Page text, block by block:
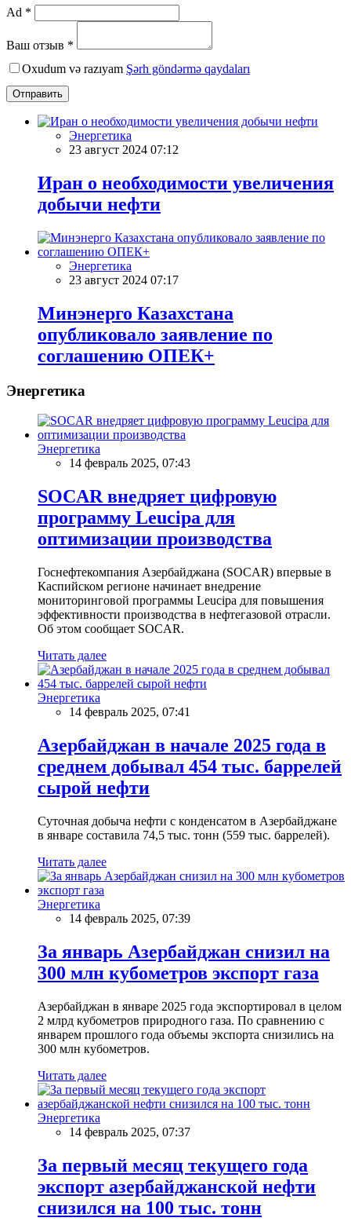
Ad *
Ваш отзыв *
Oxudum və razıyam Şərh göndərmə qaydaları
Отправить
Энергетика
23 август 2024 07:12
Иран о необходимости увеличения
добычи нефти
Энергетика
23 август 2024 07:17
Минэнерго Казахстана
опубликовало заявление по
соглашению ОПЕК+
Энергетика
Энергетика
14 февраль 2025, 07:43
SOCAR внедряет цифровую
программу Leucipa для
оптимизации производства
Госнефтекомпания Азербайджана (SOCAR) впервые в
Каспийском регионе начинает внедрение
мониторинговой программы Leucipa для повышения
эффективности производства в нефтегазовой отрасли.
Об этом сообщает SOCAR.
Читать далее
Энергетика
14 февраль 2025, 07:41
Азербайджан в начале 2025 года в
среднем добывал 454 тыс. баррелей
сырой нефти
Суточная добыча нефти с конденсатом в Азербайджане
в январе составила 74,5 тыс. тонн (559 тыс. баррелей).
Читать далее
Энергетика
14 февраль 2025, 07:39
За январь Азербайджан снизил на
300 млн кубометров экспорт газа
Азербайджан в январе 2025 года экспортировал в целом
2 млрд кубометров природного газа. По сравнению с
январем прошлого года объемы экспорта снизились на
300 млн кубометров.
Читать далее
Энергетика
14 февраль 2025, 07:37
За первый месяц текущего года
экспорт азербайджанской нефти
снизился на 100 тыс. тонн